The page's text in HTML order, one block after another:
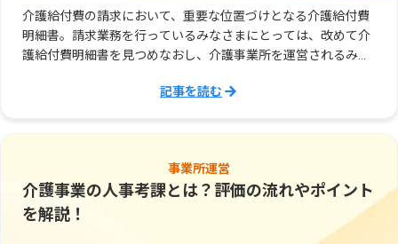
介護給付費の請求において、重要な位置づけとなる介護給付費
明細書。請求業務を行っているみなさまにとっては、改めて介
護給付費明細書を見つめなおし、介護事業所を運営されるみな
記事がお役に立てればうれしく思います。
記事を読む
事業所運営
介護事業の人事考課とは？評価の流れやポイント
を解説！